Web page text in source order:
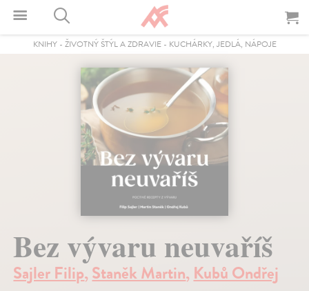
KNIHY- ŽIVOTNÝ ŠTÝL A ZDRAVIE- KUCHÁRKY, JEDLÁ, NÁPOJE
Bez vývaru neuvaříš
Sajler Filip,Staněk Martin, Kubů Ondřej